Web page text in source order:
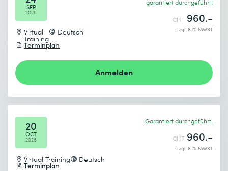
Absenden
* Pflichtfelder
SEP
2026
Virtual
Training
Deutsch
Terminplan
garantiert durchgeführt!
CHF 960.-
zzgl. 8.1% MWST
Anmelden
20
OCT
2026
Virtual Training Deutsch
Terminplan
Garantiert durchgeführt.
CHF 960.-
zzgl. 8.1% MWST